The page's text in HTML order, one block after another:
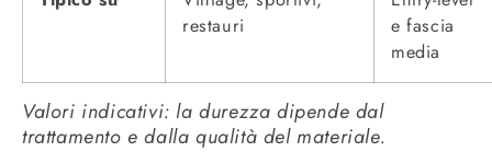
restauri
e fascia
media
Valori indicativi: la durezza dipende dal
trattamento e dalla qualità del materiale.